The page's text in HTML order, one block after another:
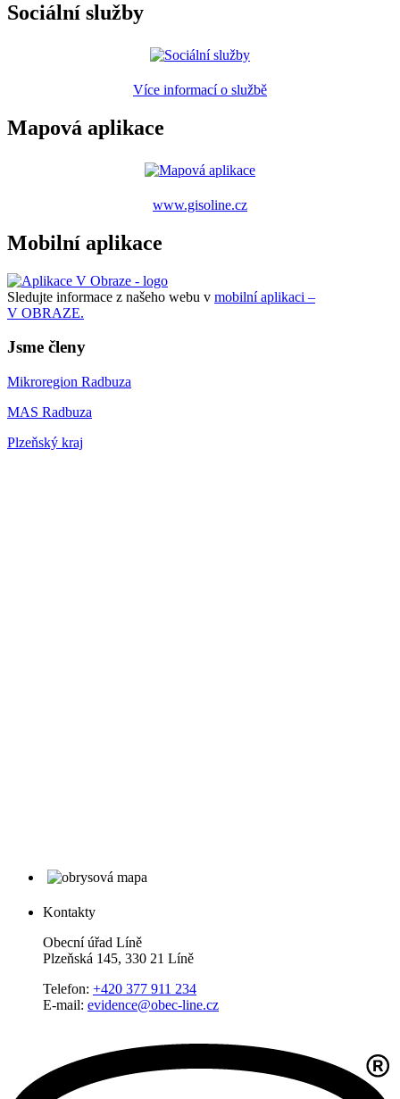
Sociální služby
Více informací o službě
Mapová aplikace
www.gisoline.cz
Mobilní aplikace
Sledujte informace z našeho webu v mobilní aplikaci –
V OBRAZE.
Jsme členy
Mikroregion Radbuza
MAS Radbuza
Plzeňský kraj
Kontakty
Obecní úřad Líně
Plzeňská 145, 330 21 Líně
Telefon: +420 377 911 234
E-mail: evidence@obec-line.cz